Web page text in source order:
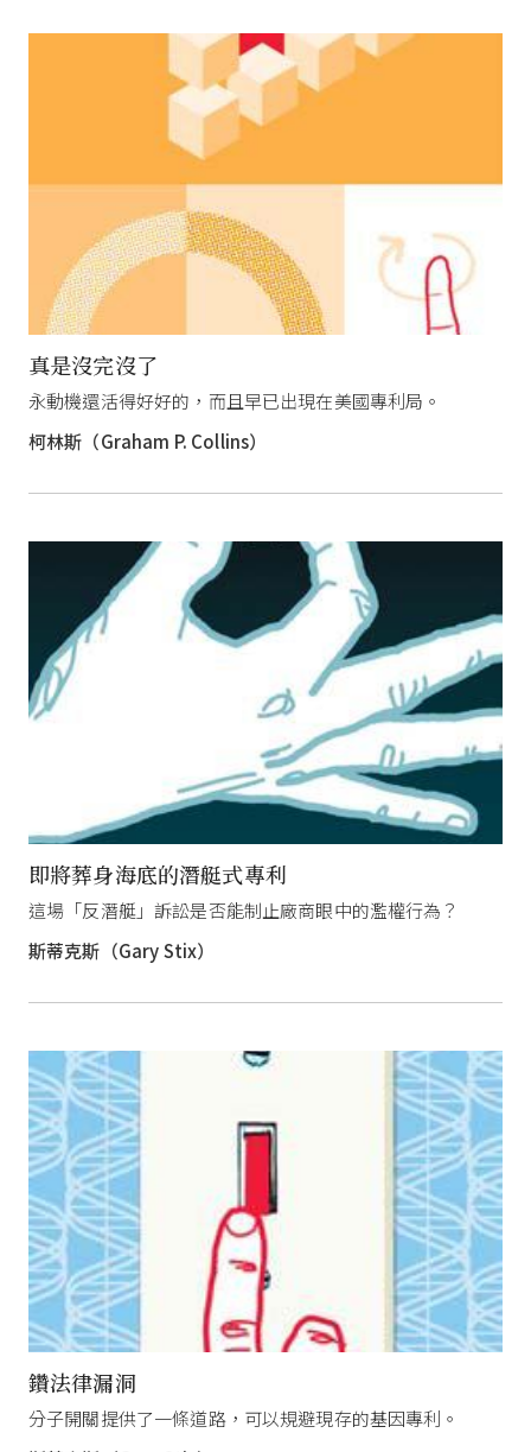
真是沒完沒了
永動機還活得好好的，而且早已出現在美國專利局。
柯林斯（Graham P. Collins）
即將葬身海底的潛艇式專利
這場「反潛艇」訴訟是否能制止廠商眼中的濫權行為？
斯蒂克斯（Gary Stix）
鑽法律漏洞
分子開關提供了一條道路，可以規避現存的基因專利。